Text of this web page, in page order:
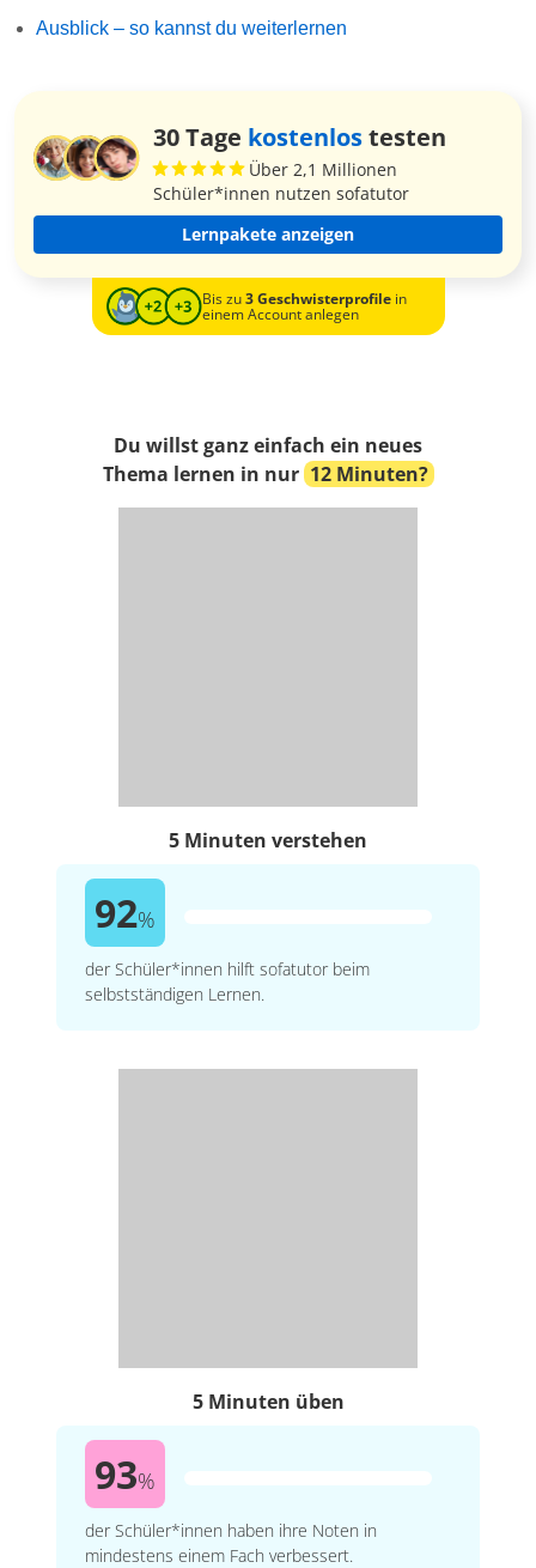
Ausblick – so kannst du weiterlernen
30 Tage kostenlostesten
Über 2,1 Millionen
Schüler*innen nutzen sofatutor
Lernpakete anzeigen
Bis zu3 Geschwisterprofilein
einem Account anlegen
Du willst ganz einfach ein neues
Thema lernen in nur 12 Minuten?
5 Minuten verstehen
92%
der Schüler*innen hilft sofatutor beim
selbstständigen Lernen.
5 Minuten üben
93%
der Schüler*innen haben ihre Noten in
mindestens einem Fach verbessert.